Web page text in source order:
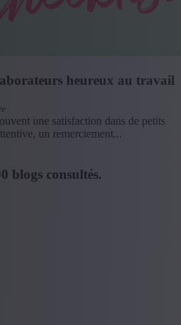
heureux au travail
une satisfaction dans de petits
un remerciement...
blogs consultés.